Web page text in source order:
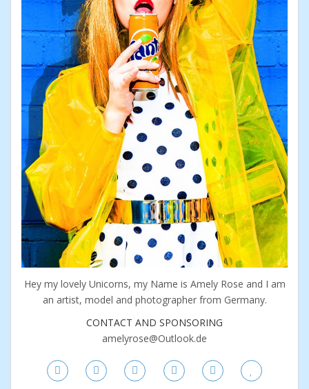
Hey my lovely Unicorns, my Name is Amely Rose and I am
an artist, model and photographer from Germany.
CONTACT AND SPONSORING
amelyrose@Outlook.de